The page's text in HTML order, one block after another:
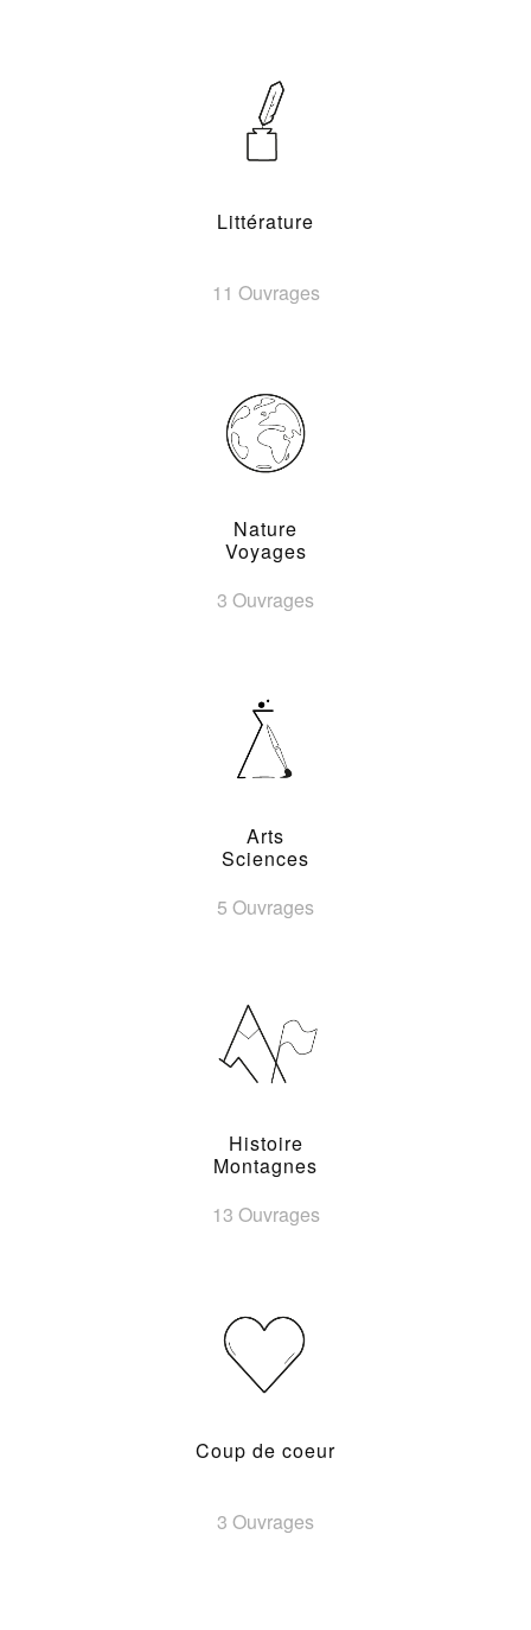
Littérature
11 Ouvrages
Nature
Voyages
3 Ouvrages
Arts
Sciences
5 Ouvrages
Histoire
Montagnes
13 Ouvrages
Coup de coeur
3 Ouvrages